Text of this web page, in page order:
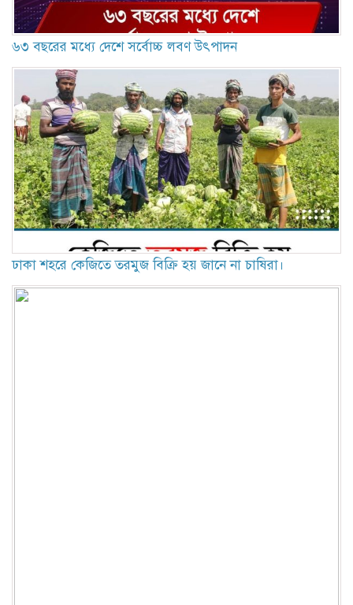
৬৩ বছরের মধ্যে দেশে সর্বোচ্চ লবণ উৎপাদন
ঢাকা শহরে কেজিতে তরমুজ বিক্রি হয় জানে না চাষিরা।